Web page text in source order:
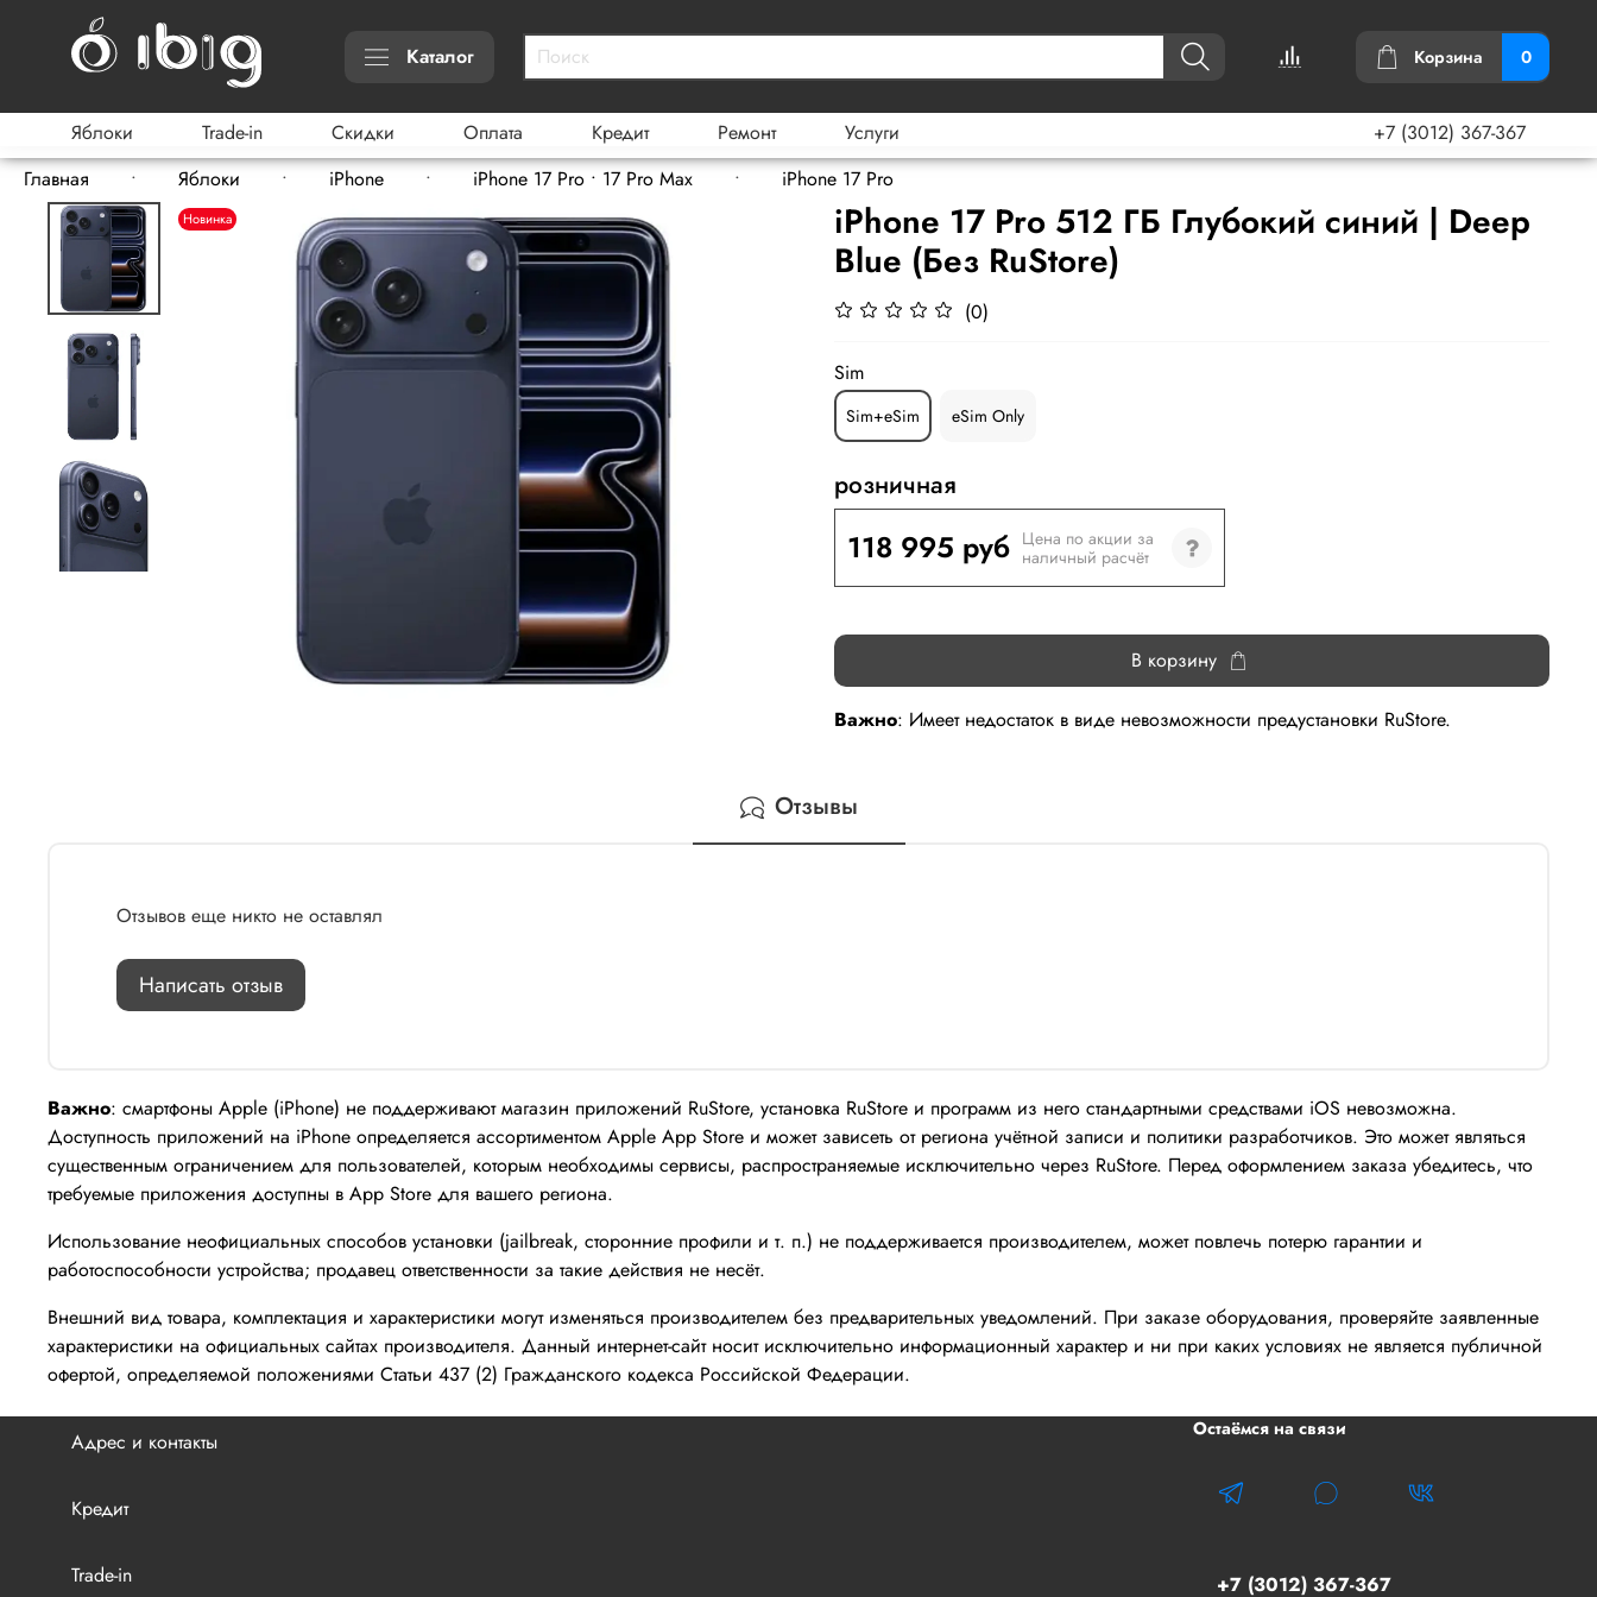
Каталог Корзина 0
Яблоки Trade-in Скидки Оплата Кредит Ремонт Услуги
+7 (3012) 367-367
Главная
Яблоки iPhone iPhone 17 Pro • 17 Pro Max iPhone 17 Pro
Новинка
iPhone 17 Pro 512 ГБ Глубокий синий | Deep
Blue (Без RuStore)
(0)
Sim
Sim+eSim eSim Only
розничная
118 995 руб Цена по акции за
наличный расчёт
В корзину
Важно: Имеет недостаток в виде невозможности предустановки RuStore.
Отзывы
Отзывов еще никто не оставлял
Написать отзыв
Важно: смартфоны Apple (iPhone) не поддерживают магазин приложений RuStore, установка RuStore и программ из него стандартными средствами iOS невозможна.
Доступность приложений на iPhone определяется ассортиментом Apple App Store и может зависеть от региона учётной записи и политики разработчиков. Это может являться
существенным ограничением для пользователей, которым необходимы сервисы, распространяемые исключительно через RuStore. Перед оформлением заказа убедитесь, что
требуемые приложения доступны в App Store для вашего региона.
Использование неофициальных способов установки (jailbreak, сторонние профили и т. п.) не поддерживается производителем, может повлечь потерю гарантии и
работоспособности устройства; продавец ответственности за такие действия не несёт.
Внешний вид товара, комплектация и характеристики могут изменяться производителем без предварительных уведомлений. При заказе оборудования, проверяйте заявленные
характеристики на официальных сайтах производителя. Данный интернет-сайт носит исключительно информационный характер и ни при каких условиях не является публичной
офертой, определяемой положениями Статьи 437 (2) Гражданского кодекса Российской Федерации.
Адрес и контакты
Кредит
Trade-in
Остаёмся на связи
+7 (3012) 367-367